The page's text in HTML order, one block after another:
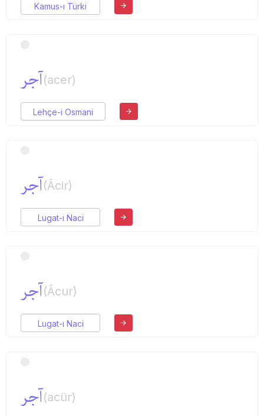
Kamus-ı Türki
آجر(acer)
Lehçe-i Osmani
آجر(Âcir)
Lugat-ı Naci
آجر(Âcur)
Lugat-ı Naci
آجر(acür)